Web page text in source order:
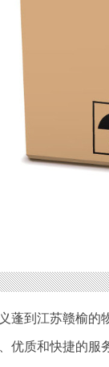
蓬到江苏赣榆的
优质和快捷的服